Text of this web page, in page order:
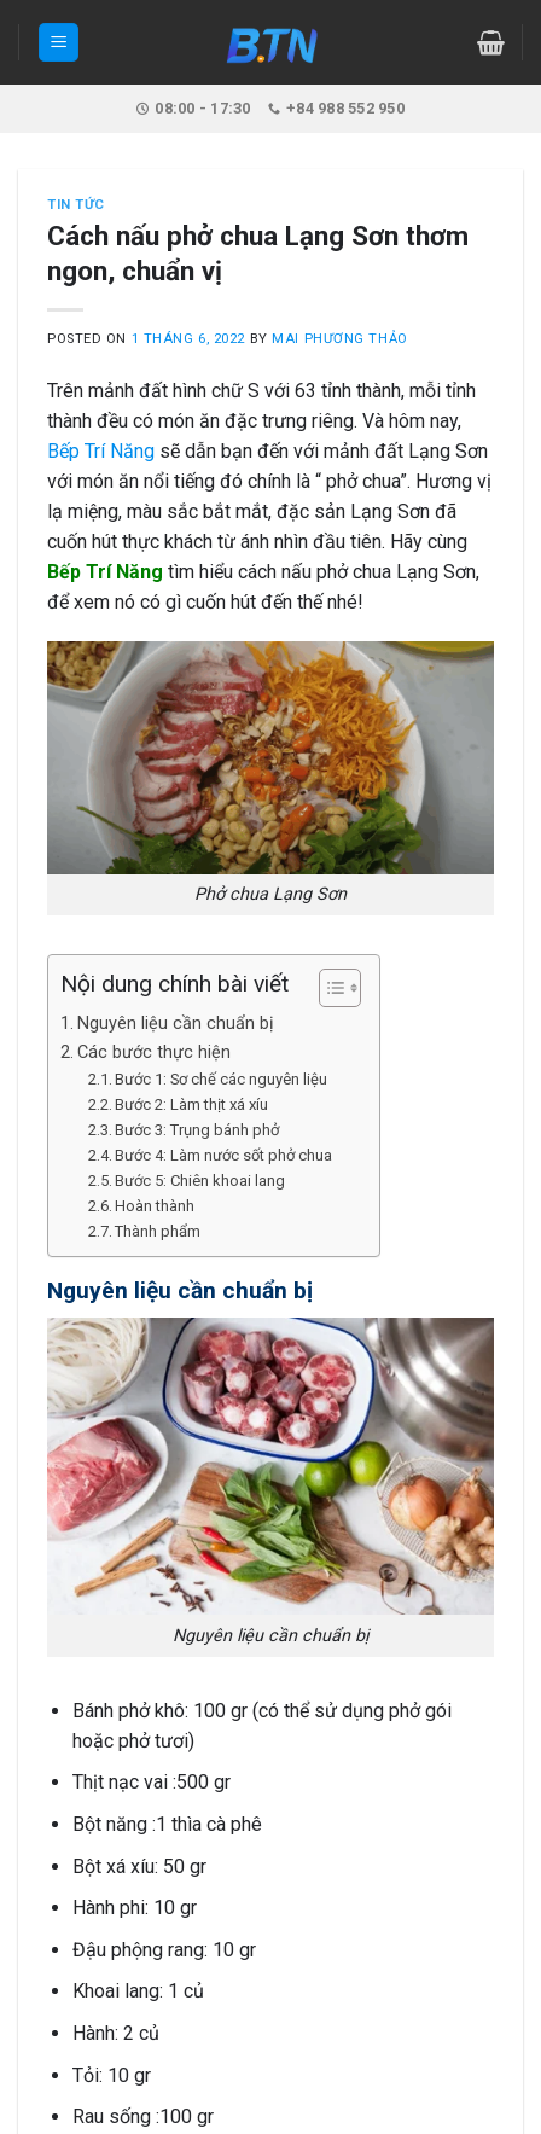
08:00 - 17:30 +84 988 552 950
TIN TỨC
Cách nấu phở chua Lạng Sơn thơm
ngon, chuẩn vị
POSTED ON 1 THÁNG 6, 2022 BYMAI PHƯƠNG THẢO
Trên mảnh đất hình chữ S với 63 tỉnh thành, mỗi tỉnh
thành đều có món ăn đặc trưng riêng. Và hôm nay,
Bếp Trí Năng sẽ dẫn bạn đến với mảnh đất Lạng Sơn
với món ăn nổi tiếng đó chính là “ phở chua”. Hương vị
lạ miệng, màu sắc bắt mắt, đặc sản Lạng Sơn đã
cuốn hút thực khách từ ánh nhìn đầu tiên. Hãy cùng
Bếp Trí Năng tìm hiểu cách nấu phở chua Lạng Sơn,
để xem nó có gì cuốn hút đến thế nhé!
Phở chua Lạng Sơn
Nội dung chính bài viết
Nguyên liệu cần chuẩn bị
Các bước thực hiện
Bước 1: Sơ chế các nguyên liệu
Bước 2: Làm thịt xá xíu
Bước 3: Trụng bánh phở
Bước 4: Làm nước sốt phở chua
Bước 5: Chiên khoai lang
Hoàn thành
Thành phẩm
Nguyên liệu cần chuẩn bị
Nguyên liệu cần chuẩn bị
Bánh phở khô: 100 gr (có thể sử dụng phở gói
hoặc phở tươi)
Thịt nạc vai :500 gr
Bột năng :1 thìa cà phê
Bột xá xíu: 50 gr
Hành phi: 10 gr
Đậu phộng rang: 10 gr
Khoai lang: 1 củ
Hành: 2 củ
Tỏi: 10 gr
Rau sống :100 gr